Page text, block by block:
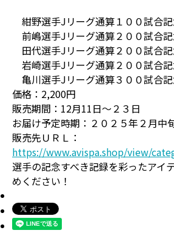
紺野選手Jリーグ通算１００試合
前嶋選手Jリーグ通算２００試合
田代選手Jリーグ通算２００試合
岩崎選手Jリーグ通算２００試合
亀川選手Jリーグ通算３００試合
価格：2,200円
販売期間：12月11日～２３日
お届け予定時期：２０２５年２月中
販売先ＵＲＬ：
https://www.avispa.shop/view/
選手の記念すべき記録を彩ったアイ
めください！